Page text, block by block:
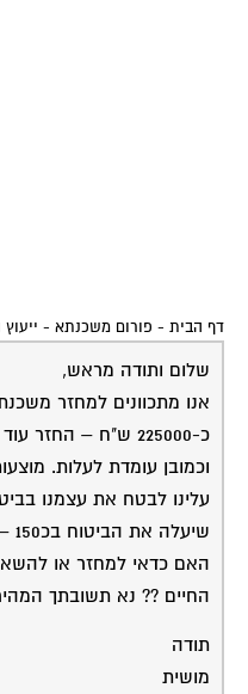
דף הבית - פורום משכנתא - ייעוץ
שלום ותודה מראש,
אנו מתכוונים למחזר
וכמובן עומדת לעלות.
עלינו לבטח את עצמנו
שיעלה את הביטוח בכ150 – 100 שח יותר מהביטוח היום.
האם כדאי למחזר או
החיים ?? נא תשובתך
תודה
מושית